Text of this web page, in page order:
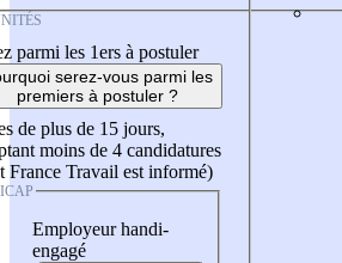
parmi les 1ers à postuler
serez-vous parmi les
premiers à postuler ?
de plus de 15 jours,
moins de 4 candidatures
France Travail est informé)
Employeur handi-
engagé